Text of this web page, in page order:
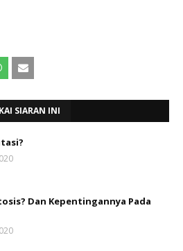
SIARAN INI
Dan Kepentingannya Pada